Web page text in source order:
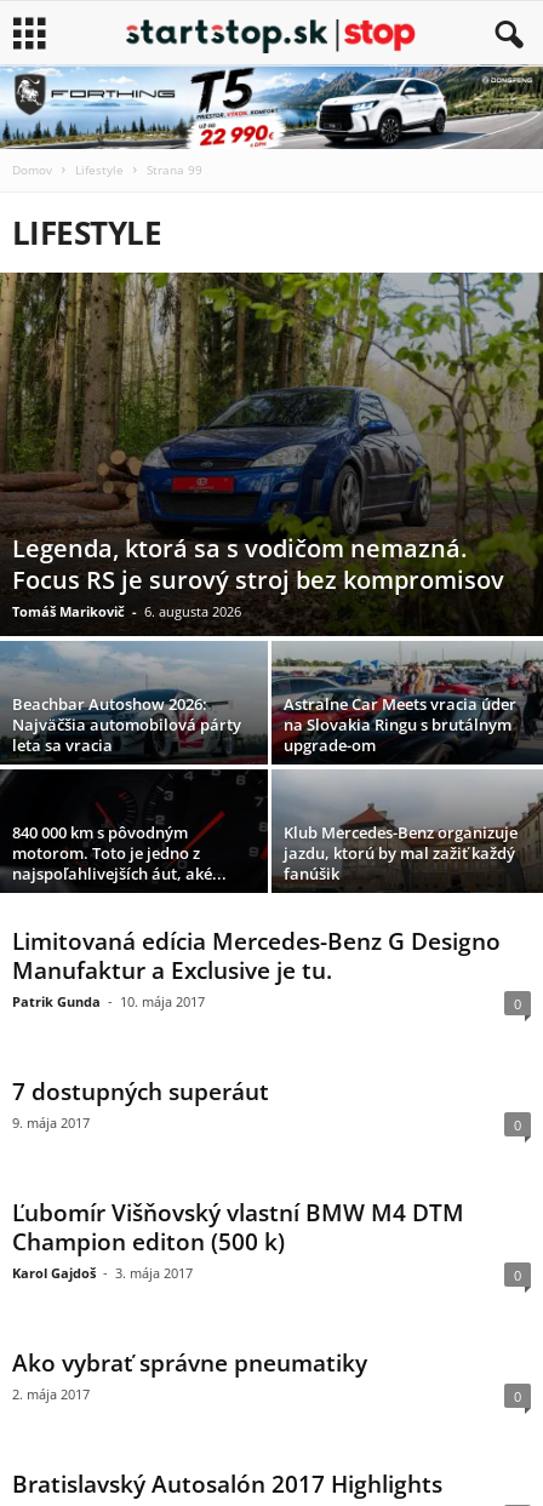
Domov Lifestyle Strana 99
LIFESTYLE
Legenda, ktorá sa s vodičom nemazná.
Focus RS je surový stroj bez kompromisov
Tomáš Marikovič - 6. augusta 2026
Beachbar Autoshow 2026:
Najväčšia automobilová párty
leta sa vracia
Astralne Car Meets vracia úder
na Slovakia Ringu s brutálnym
upgrade-om
840 000 km s pôvodným
motorom. Toto je jedno z
najspoľahlivejších áut, aké...
Klub Mercedes-Benz organizuje
jazdu, ktorú by mal zažiť každý
fanúšik
Limitovaná edícia Mercedes-Benz G Designo
Manufaktur a Exclusive je tu.
Patrik Gunda - 10. mája 2017 0
7 dostupných superáut
9. mája 2017 0
Ľubomír Višňovský vlastní BMW M4 DTM
Champion editon (500 k)
Karol Gajdoš - 3. mája 2017 0
Ako vybrať správne pneumatiky
2. mája 2017 0
Bratislavský Autosalón 2017 Highlights